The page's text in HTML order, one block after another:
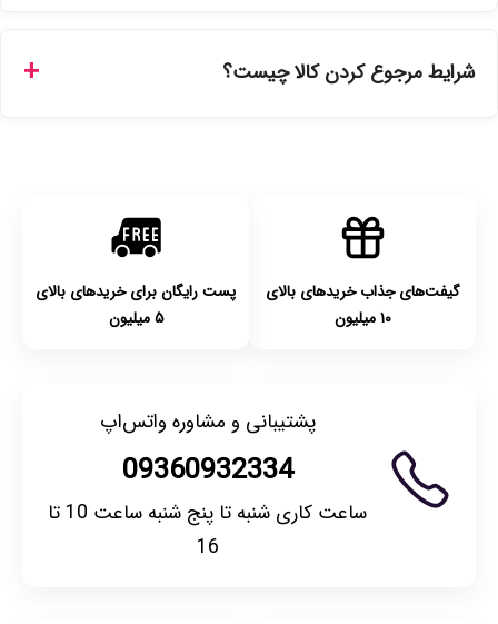
انتخاب کنید و برای شهرستان‌ها بین یک الی ۳ روز کاری از طریق
شرایط مرجوع کردن کالا چیست؟
گیفت‌های جذاب خریدهای بالای
۱۰ میلیون
پست رایگان برای خریدهای بالای
۵ میلیون
پشتیبانی و مشاوره واتس‌اپ
09360932334
ساعت کاری شنبه تا پنج شنبه ساعت 10 تا
16